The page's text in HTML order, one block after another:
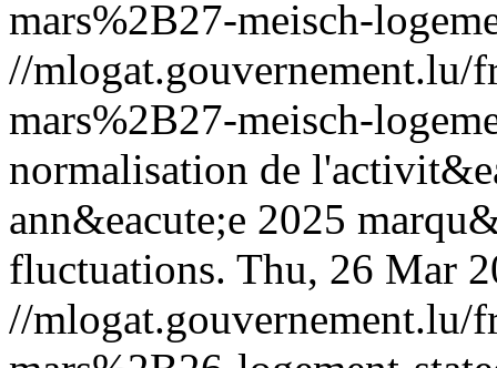
mars%2B27-meisch-
//mlogat.gouvernement.lu/
mars%2B27-meisch-
normalisation de
ann&eacute;e 2025
fluctuations. Thu, 26 Mar
//mlogat.gouvernement.lu/